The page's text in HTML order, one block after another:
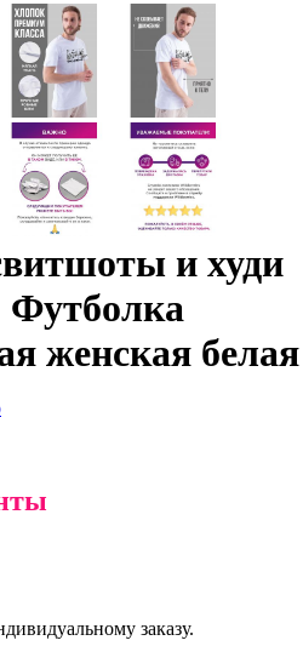
и худи
женская белая
заказу.